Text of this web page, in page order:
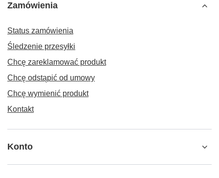
Zamówienia
Status zamówienia
Śledzenie przesyłki
Chcę zareklamować produkt
Chcę odstąpić od umowy
Chcę wymienić produkt
Kontakt
Konto